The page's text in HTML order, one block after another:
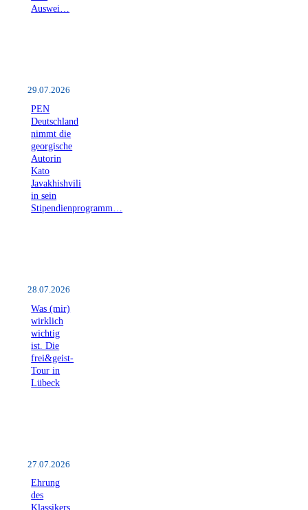
Auswei…
29.07.2026
PEN
Deutschland
nimmt die
georgische
Autorin
Kato
Javakhishvili
in sein
Stipendienprogramm…
28.07.2026
Was (mir)
wirklich
wichtig
ist. Die
frei&geist-
Tour in
Lübeck
27.07.2026
Ehrung
des
Klassikers